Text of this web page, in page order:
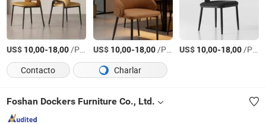
US$ 10,00-18,00/Pieza US$ 10,00-18,00/Pieza US$ 10,00-18,00/Pieza
Contacto
Charlar
Foshan Dockers Furniture Co., Ltd.